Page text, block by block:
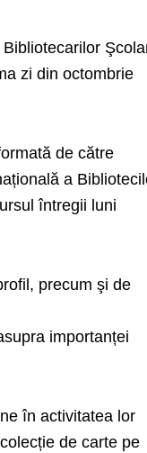
zi din octombrie
de către
a
întregii luni
precum şi de
importanței
în activitatea lor
de carte pe